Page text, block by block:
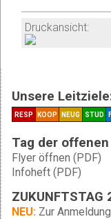
Druckansicht:
Unsere
RESP KOOP NEUG STUD
Tag der
Flyer öffnen (PDF)
Infoheft (PDF)
ZUKUNFTSTAG
NEU: Zur Anmeldung